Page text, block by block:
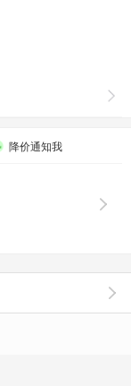
降价通知我